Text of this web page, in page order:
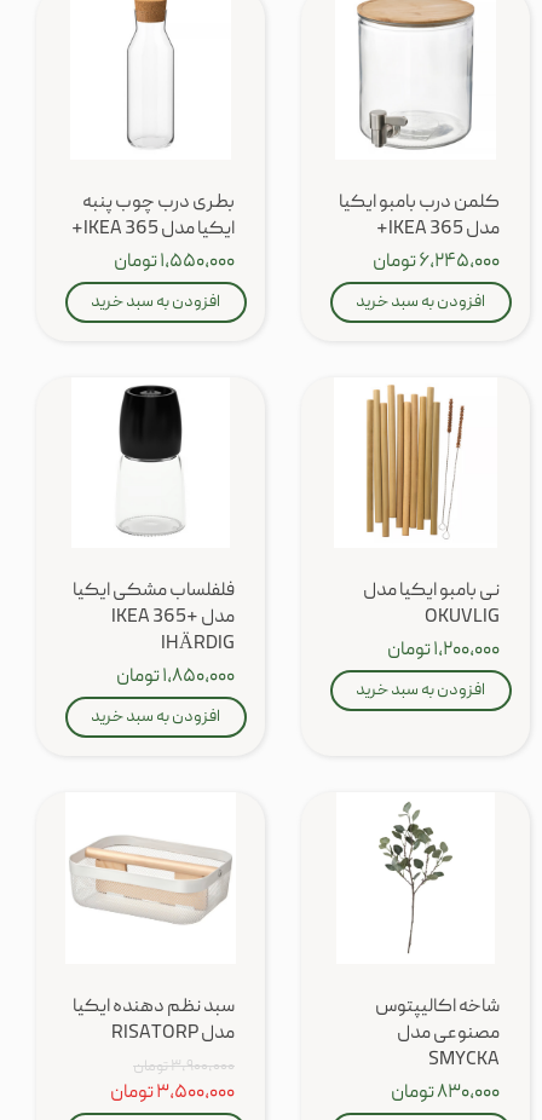
کلمن درب بامبو ایکیا
مدل IKEA 365+
۶,۲۴۵,۰۰۰ تومان
افزودن به سبد خرید
بطری درب چوب پنبه
ایکیا مدل IKEA 365+
۱,۵۵۰,۰۰۰ تومان
افزودن به سبد خرید
نی بامبو ایکیا مدل
OKUVLIG
۱,۲۰۰,۰۰۰ تومان
افزودن به سبد خرید
فلفلساب مشکی ایکیا
مدل IKEA 365+
IHÄRDIG
۱,۸۵۰,۰۰۰ تومان
افزودن به سبد خرید
شاخه اکالیپتوس
مصنوعی مدل
SMYCKA
۸۳۰,۰۰۰ تومان
سبد نظم دهنده ایکیا
مدل RISATORP
۳,۹۰۰,۰۰۰ تومان
۳,۵۰۰,۰۰۰ تومان